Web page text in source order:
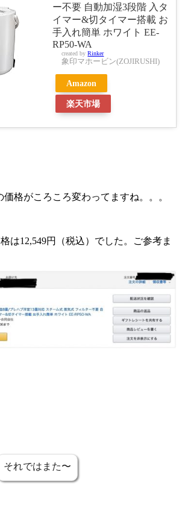
ー不要 自動加湿3段階 入タ
イマー&切タイマー搭載 お
手入れ簡単 ホワイト EE-
RP50-WA
created byRinker
象印マホービン(ZOJIRUSHI)
Amazon
楽天市場
価格がころころ変わってますね。。。
は12,549円（税込）でした。ご参考ま
それではまた〜